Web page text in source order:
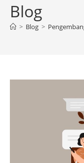
Blog
> Blog >